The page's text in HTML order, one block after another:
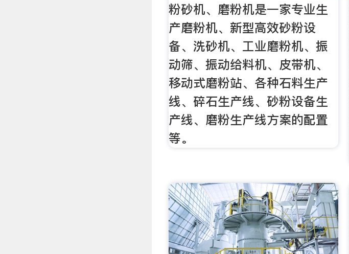
粉砂机、磨粉机是一家专业生
产磨粉机、新型高效砂粉设
备、洗砂机、工业磨粉机、振
动筛、振动给料机、皮带机、
移动式磨粉站、各种石料生产
线、碎石生产线、砂粉设备生
产线、磨粉生产线方案的配置
等。